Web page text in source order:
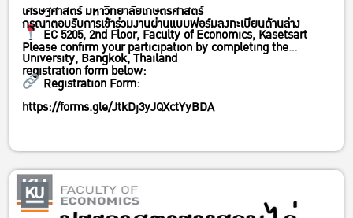
เศรษฐศาสตร์ มหาวิทยาลัยเกษตรศาสตร์
EC 5205, 2nd Floor, Faculty of Economics, Kasetsart
University, Bangkok, Thailand
กรุณาตอบรับการเข้าร่วมงานผ่านแบบฟอร์มลงทะเบียนด้านล่าง
Please confirm your participation by completing the
registration form below:
Registration Form:
https://forms.gle/JtkDj3yJQXctYyBDA